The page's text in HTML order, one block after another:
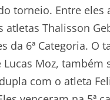
torneio. Entre eles
atletas Thalisson
da 6ª Categoria. O
Moz, também
com o atleta